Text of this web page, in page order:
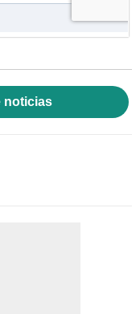
noticias